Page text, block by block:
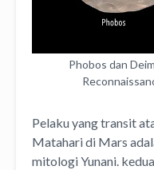
Phobos dan
Pelaku yang transit
Matahari di Mars
mitologi Yunani.